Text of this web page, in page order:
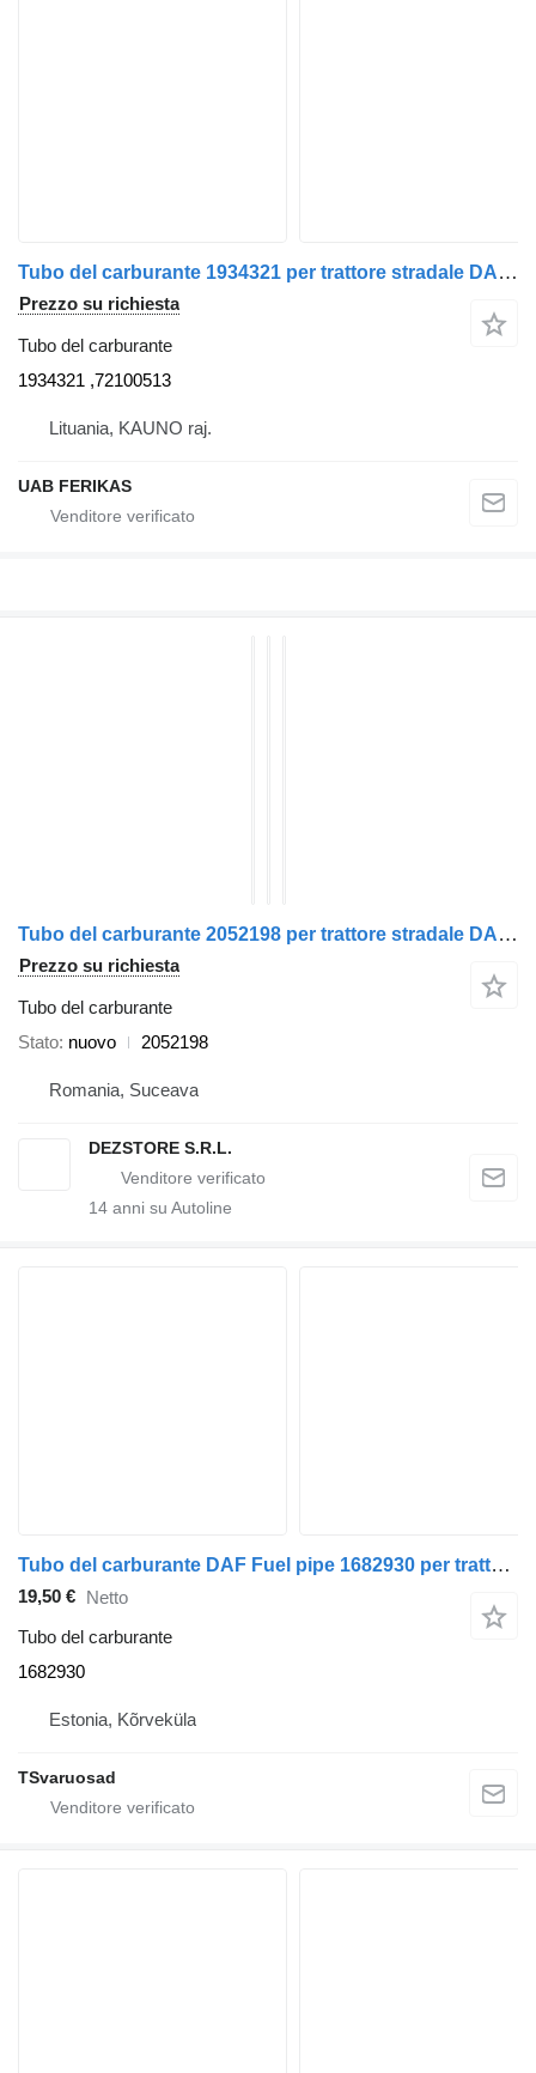
Tubo del carburante 1934321 per trattore stradale DAF XF 106
Prezzo su richiesta
Tubo del carburante
1934321 ,72100513
Lituania, KAUNO raj.
UAB FERIKAS
Tubo del carburante 2052198 per trattore stradale DAF XF
Prezzo su richiesta
Tubo del carburante
Stato nuovo 2052198
Romania, Suceava
DEZSTORE S.R.L.
14 anni su Autoline
Tubo del carburante DAF Fuel pipe 1682930 per trattore stradale DAF XF105-460
19,50 € Netto
Tubo del carburante
1682930
Estonia, Kõrveküla
TSvaruosad